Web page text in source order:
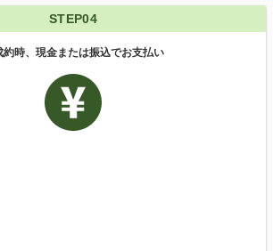
STEP04
約時、現金または振込でお支払い